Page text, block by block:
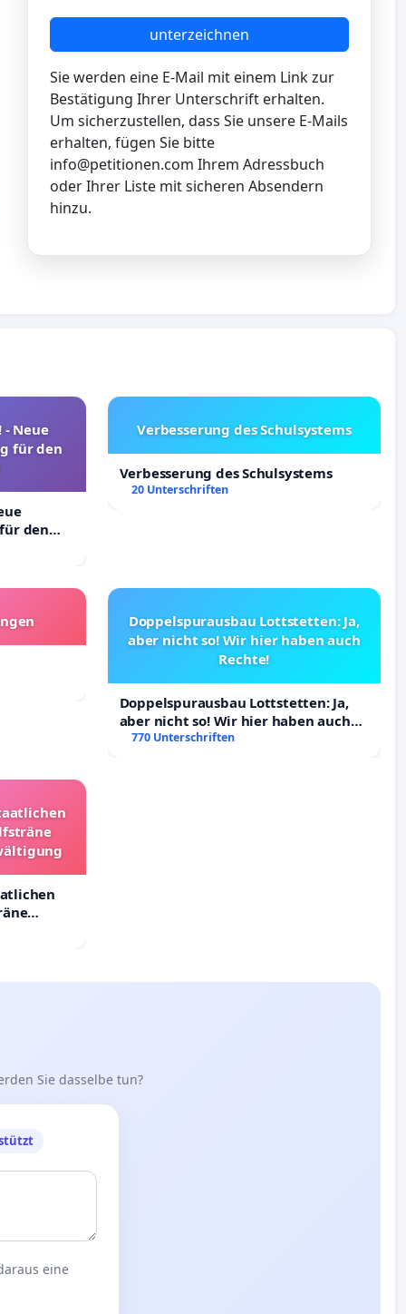
unterzeichnen
Sie werden eine E-Mail mit einem Link zur
Bestätigung Ihrer Unterschrift erhalten.
Um sicherzustellen, dass Sie unsere E-Mails
erhalten, fügen Sie bitte
info@petitionen.com Ihrem Adressbuch
oder Ihrer Liste mit sicheren Absendern
hinzu.
Neue
für den
den
Verbesserung des Schulsystems
Verbesserung des Schulsystems
20 Unterschriften
Doppelspurausbau Lottstetten: Ja,
aber nicht so! Wir hier haben auch
Rechte!
Doppelspurausbau Lottstetten: Ja,
aber nicht so! Wir hier haben auch
Rechte!
770 Unterschriften
Sie dasselbe tun?
eine